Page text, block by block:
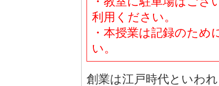
利用ください。
・本授業は記録のた
い。
創業は江戸時代といわ